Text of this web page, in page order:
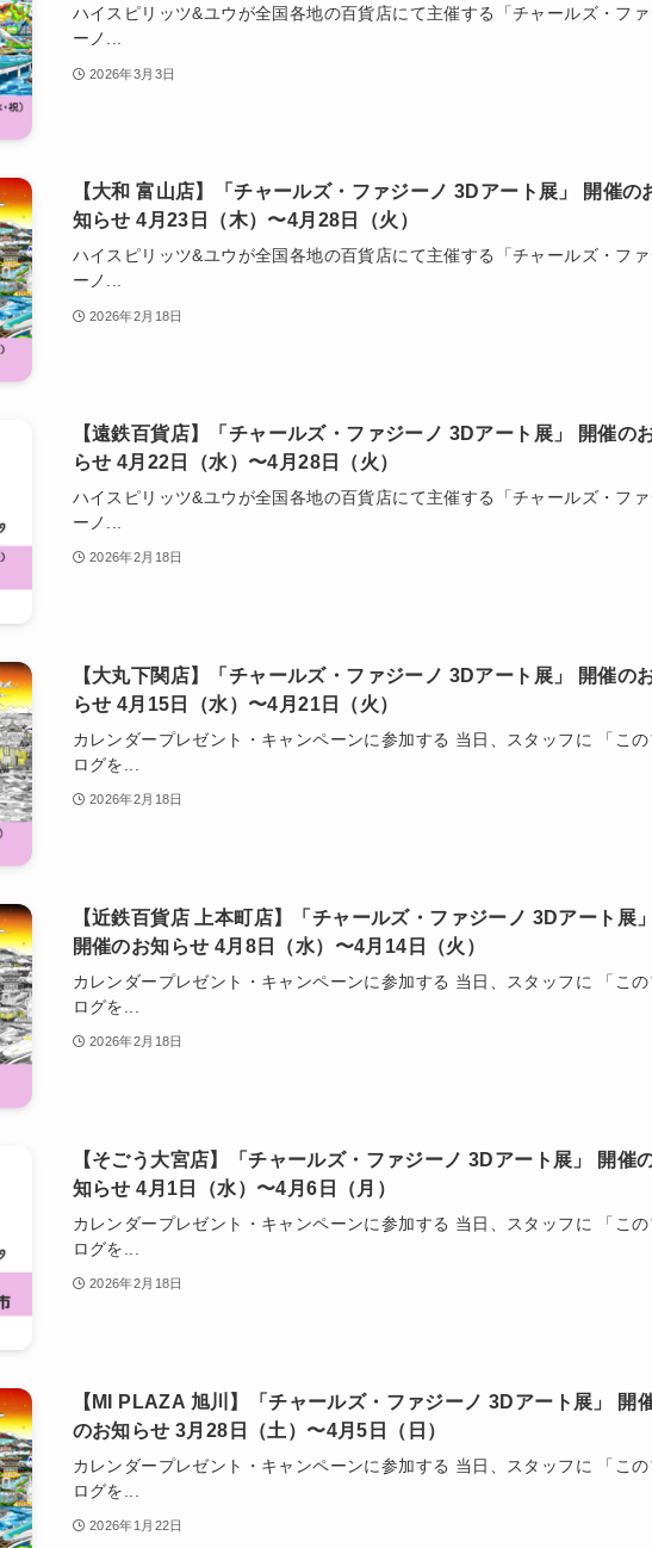
ハイスピリッツ&ユウが全国各地の百貨店にて主催する「チャールズ・ファ
ーノ...
2026年3月3日
【大和 富山店】「チャールズ・ファジーノ 3Dアート展」 開催の
知らせ 4月23日（木）〜4月28日（火）
ハイスピリッツ&ユウが全国各地の百貨店にて主催する「チャールズ・ファ
ーノ...
2026年2月18日
【遠鉄百貨店】「チャールズ・ファジーノ 3Dアート展」 開催の
らせ 4月22日（水）〜4月28日（火）
ハイスピリッツ&ユウが全国各地の百貨店にて主催する「チャールズ・ファ
ーノ...
2026年2月18日
【大丸下関店】「チャールズ・ファジーノ 3Dアート展」 開催の
らせ 4月15日（水）〜4月21日（火）
カレンダープレゼント・キャンペーンに参加する 当日、スタッフに 「こ
ログを...
2026年2月18日
【近鉄百貨店 上本町店】「チャールズ・ファジーノ 3Dアート展」
開催のお知らせ 4月8日（水）〜4月14日（火）
カレンダープレゼント・キャンペーンに参加する 当日、スタッフに 「こ
ログを...
2026年2月18日
【そごう大宮店】「チャールズ・ファジーノ 3Dアート展」 開催
知らせ 4月1日（水）〜4月6日（月）
カレンダープレゼント・キャンペーンに参加する 当日、スタッフに 「こ
ログを...
2026年2月18日
【MI PLAZA 旭川】「チャールズ・ファジーノ 3Dアート展」 開
のお知らせ 3月28日（土）〜4月5日（日）
カレンダープレゼント・キャンペーンに参加する 当日、スタッフに 「こ
ログを...
2026年1月22日